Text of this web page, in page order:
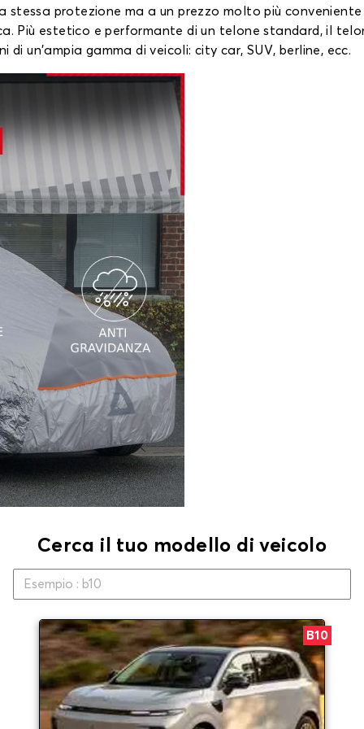
stessa protezione ma a un prezzo molto più
Più estetico e performante di un telone standard, il
un'ampia gamma di veicoli: city car, SUV, berline, ecc.
Cerca il tuo modello di veicolo
B10